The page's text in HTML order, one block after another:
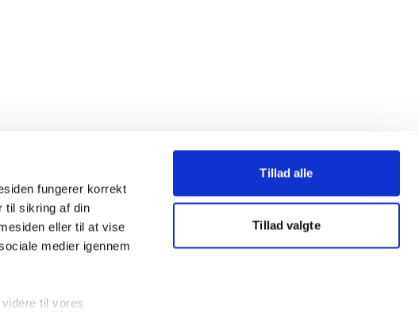
fungerer korrekt
til sikring af din
eller til at vise
medier igennem
til vores
Tillad alle
Tillad valgte